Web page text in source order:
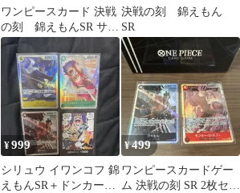
ワンピースカード 決戦
の刻 錦えもんSR サカ
ズキSR 2枚セット
決戦の刻 錦えもん
SR
¥999
シリュウ イワンコフ 錦
えもんSR＋ドンカード
¥499
ワンピースカードゲー
ム 決戦の刻 SR 2枚セッ